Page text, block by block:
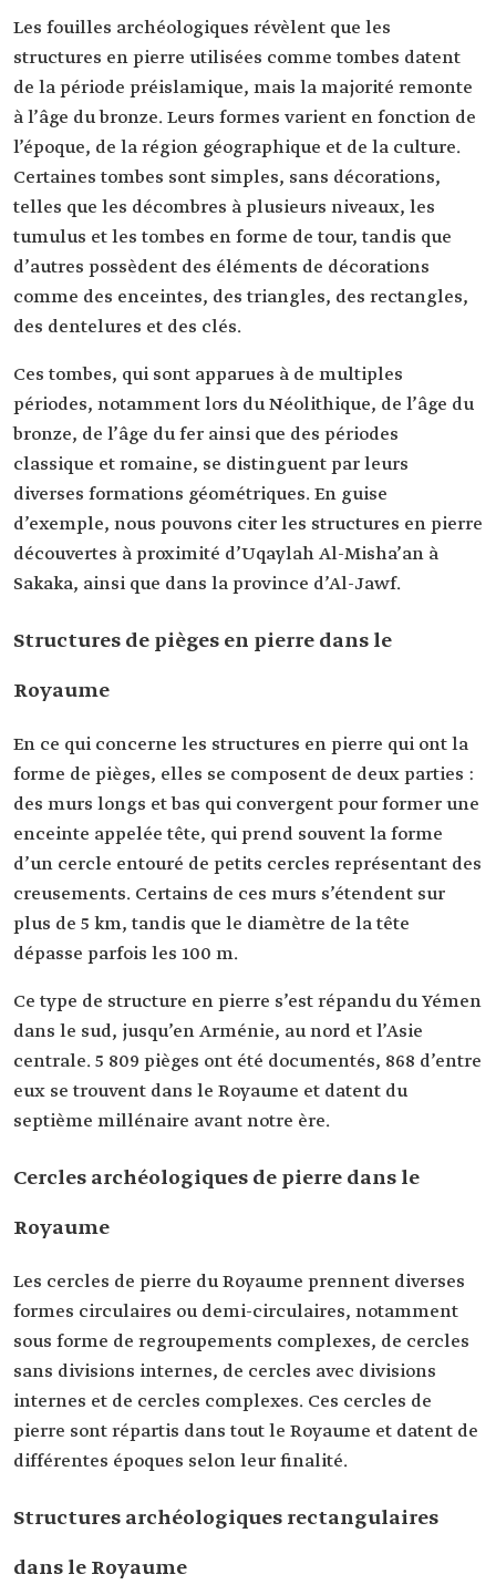
Les fouilles archéologiques révèlent que les
structures en pierre utilisées comme tombes datent
de la période préislamique, mais la majorité remonte
à l’âge du bronze. Leurs formes varient en fonction de
l’époque, de la région géographique et de la culture.
Certaines tombes sont simples, sans décorations,
telles que les décombres à plusieurs niveaux, les
tumulus et les tombes en forme de tour, tandis que
d’autres possèdent des éléments de décorations
comme des enceintes, des triangles, des rectangles,
des dentelures et des clés.
Ces tombes, qui sont apparues à de multiples
périodes, notamment lors du Néolithique, de l’âge du
bronze, de l’âge du fer ainsi que des périodes
classique et romaine, se distinguent par leurs
diverses formations géométriques. En guise
d’exemple, nous pouvons citer les structures en pierre
découvertes à proximité d’Uqaylah Al-Misha’an à
Sakaka, ainsi que dans la province d’Al-Jawf.
Structures de pièges en pierre dans le
Royaume
En ce qui concerne les structures en pierre qui ont la
forme de pièges, elles se composent de deux parties :
des murs longs et bas qui convergent pour former une
enceinte appelée tête, qui prend souvent la forme
d’un cercle entouré de petits cercles représentant des
creusements. Certains de ces murs s’étendent sur
plus de 5 km, tandis que le diamètre de la tête
dépasse parfois les 100 m.
Ce type de structure en pierre s’est répandu du Yémen
dans le sud, jusqu’en Arménie, au nord et l’Asie
centrale. 5 809 pièges ont été documentés, 868 d’entre
eux se trouvent dans le Royaume et datent du
septième millénaire avant notre ère.
Cercles archéologiques de pierre dans le
Royaume
Les cercles de pierre du Royaume prennent diverses
formes circulaires ou demi-circulaires, notamment
sous forme de regroupements complexes, de cercles
sans divisions internes, de cercles avec divisions
internes et de cercles complexes. Ces cercles de
pierre sont répartis dans tout le Royaume et datent de
différentes époques selon leur finalité.
Structures archéologiques rectangulaires
dans le Royaume